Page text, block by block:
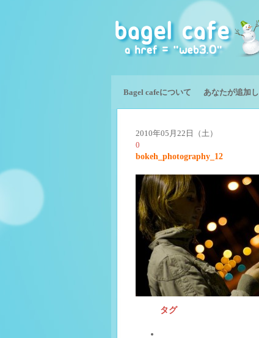
Bagel cafeについて あなたが追加
2010年05月22日（土）
0
bokeh_photography_12
タグ